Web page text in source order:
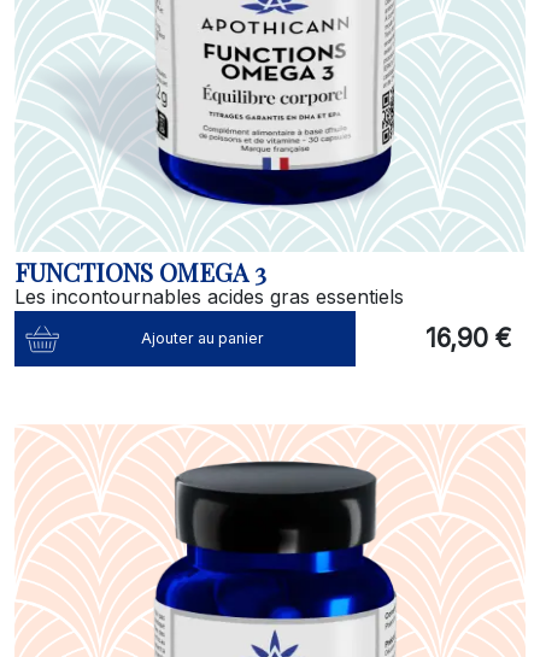
FUNCTIONS OMEGA 3
Les incontournables acides gras essentiels
Ajouter au panier 16,90 €